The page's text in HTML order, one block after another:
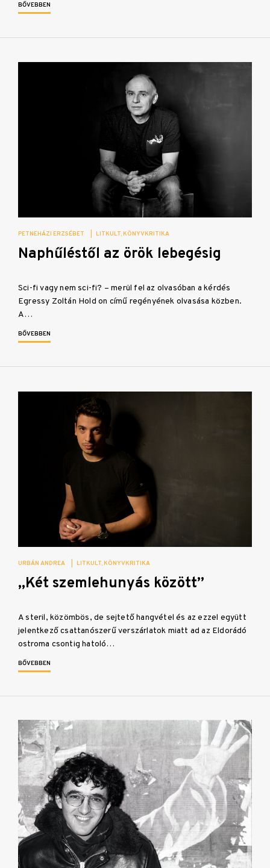
BŐVEBBEN
PETNEHÁZI ERZSÉBET LITKULT KÖNYVKRITIKA
Naphűléstől az örök lebegésig
Sci-fi vagy nem sci-fi? – merül fel az olvasóban a kérdés
Egressy Zoltán Hold on című regényének olvasása közben.
A…
BŐVEBBEN
URBÁN ANDREA LITKULT KÖNYVKRITIKA
„Két szemlehunyás között”
A steril, közömbös, de sejtető hangvétel és az ezzel együtt
jelentkező csattanószerű verszárlatok miatt ad az Eldorádó
ostroma csontig hatoló…
BŐVEBBEN